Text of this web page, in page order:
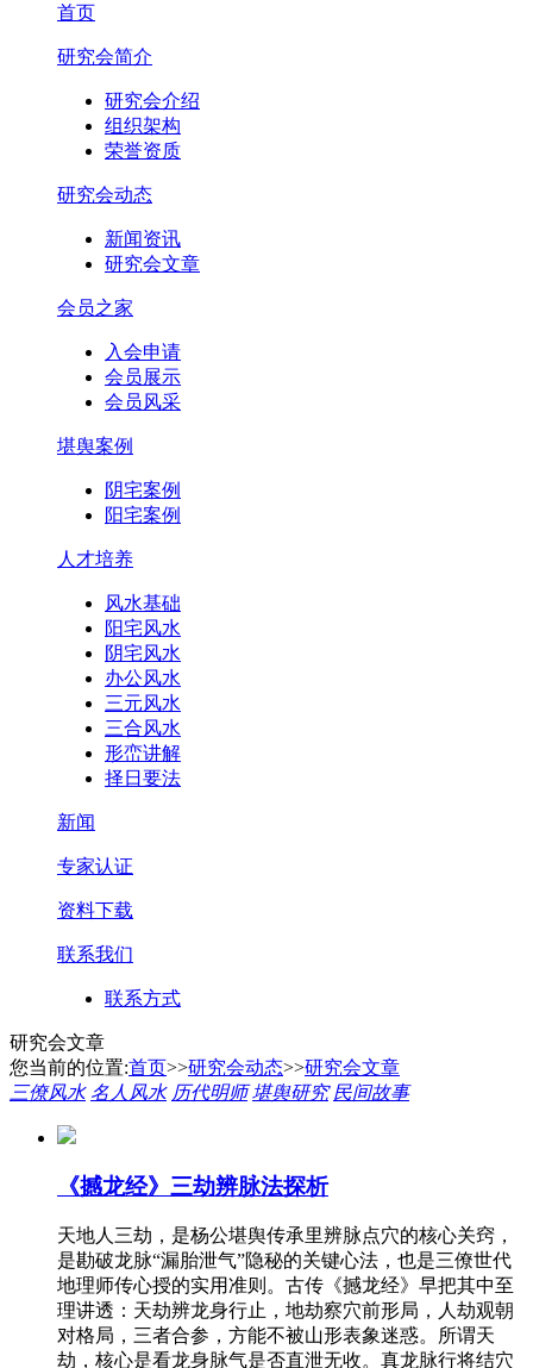
首页
研究会简介
研究会介绍
组织架构
荣誉资质
研究会动态
新闻资讯
研究会文章
会员之家
入会申请
会员展示
会员风采
堪舆案例
阴宅案例
阳宅案例
人才培养
风水基础
阳宅风水
阴宅风水
办公风水
三元风水
三合风水
形峦讲解
择日要法
新闻
专家认证
资料下载
联系我们
联系方式
研究会文章
您当前的位置:首页>>研究会动态>>研究会文章
三僚风水 名人风水 历代明师 堪舆研究 民间故事
《撼龙经》三劫辨脉法探析
天地人三劫，是杨公堪舆传承里辨脉点穴的核心关窍，
是勘破龙脉“漏胎泄气”隐秘的关键心法，也是三僚世代
地理师传心授的实用准则。古传《撼龙经》早把其中至
理讲透：天劫辨龙身行止，地劫察穴前形局，人劫观朝
对格局，三者合参，方能不被山形表象迷惑。所谓天
劫，核心是看龙身脉气是否直泄无收。真龙脉行将结穴